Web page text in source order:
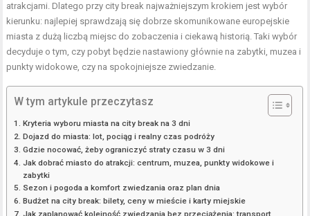
atrakcjami. Dlatego przy city break najważniejszym krokiem jest wybór
kierunku: najlepiej sprawdzają się dobrze skomunikowane europejskie
miasta z dużą liczbą miejsc do zobaczenia i ciekawą historią. Taki wybór
decyduje o tym, czy pobyt będzie nastawiony głównie na zabytki, muzea i
punkty widokowe, czy na spokojniejsze zwiedzanie.
W tym artykule przeczytasz
Kryteria wyboru miasta na city break na 3 dni
Dojazd do miasta: lot, pociąg i realny czas podróży
Gdzie nocować, żeby ograniczyć straty czasu w 3 dni
Jak dobrać miasto do atrakcji: centrum, muzea, punkty widokowe i
zabytki
Sezon i pogoda a komfort zwiedzania oraz plan dnia
Budżet na city break: bilety, ceny w mieście i karty miejskie